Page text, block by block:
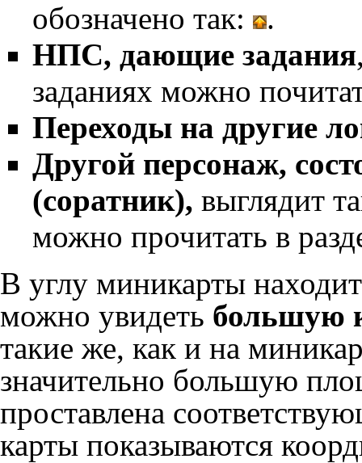
обозначено так:
.
НПС, дающие задания
заданиях можно
Переходы на другие
Другой персонаж,
(соратник), выглядит
можно прочитать в
В углу миникарты
можно увидеть большую
такие же, как и на
значительно большую
проставлена
карты показываются